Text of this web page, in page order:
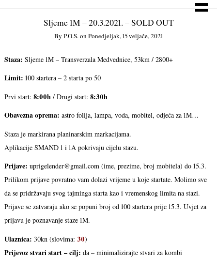
Sljeme 1M – 20.3.2021. – SOLD OUT
By P.o.s.on Ponedjeljak, 15 veljače, 2021
Staza: Sljeme 1M – Transverzala Medvednice, 53km / 2800+
Limit: 100 startera – 2 starta po 50
Prvi start: 8:00h / Drugi start: 8:30h
Obavezna oprema: astro folija, lampa, voda, mobitel, odjeća za 1M…
Staza je markirana planinarskim markacijama.
Aplikacije SMAND 1 i 1A pokrivaju cijelu stazu.
Prijave: uprigelender@gmail.com (ime, prezime, broj mobitela) do 15.3.
Prilikom prijave povratno vam dolazi vrijeme u koje startate. Molimo sve
da se pridržavaju svog tajminga starta kao i vremenskog limita na stazi.
Prijave se zatvaraju ako se popuni broj od 100 startera prije 15.3. Uvjet za
prijavu je poznavanje staze 1M.
Ulaznica: 30kn (slovima: 30)
Prijevoz stvari start – cilj: da – minimalizirajte stvari za kombi